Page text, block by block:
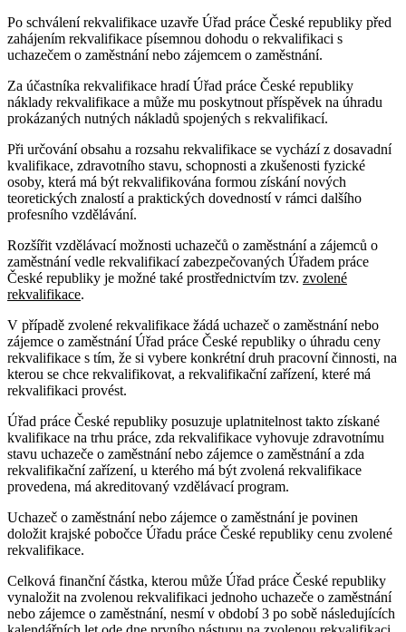
Po schválení rekvalifikace uzavře Úřad práce České republiky před
zahájením rekvalifikace písemnou dohodu o rekvalifikaci s
uchazečem o zaměstnání nebo zájemcem o zaměstnání.
Za účastníka rekvalifikace hradí Úřad práce České republiky
náklady rekvalifikace a může mu poskytnout příspěvek na úhradu
prokázaných nutných nákladů spojených s rekvalifikací.
Při určování obsahu a rozsahu rekvalifikace se vychází z dosavadní
kvalifikace, zdravotního stavu, schopnosti a zkušenosti fyzické
osoby, která má být rekvalifikována formou získání nových
teoretických znalostí a praktických dovedností v rámci dalšího
profesního vzdělávání.
Rozšířit vzdělávací možnosti uchazečů o zaměstnání a zájemců o
zaměstnání vedle rekvalifikací zabezpečovaných Úřadem práce
České republiky je možné také prostřednictvím tzv. zvolené
rekvalifikace.
V případě zvolené rekvalifikace žádá uchazeč o zaměstnání nebo
zájemce o zaměstnání Úřad práce České republiky o úhradu ceny
rekvalifikace s tím, že si vybere konkrétní druh pracovní činnosti, na
kterou se chce rekvalifikovat, a rekvalifikační zařízení, které má
rekvalifikaci provést.
Úřad práce České republiky posuzuje uplatnitelnost takto získané
kvalifikace na trhu práce, zda rekvalifikace vyhovuje zdravotnímu
stavu uchazeče o zaměstnání nebo zájemce o zaměstnání a zda
rekvalifikační zařízení, u kterého má být zvolená rekvalifikace
provedena, má akreditovaný vzdělávací program.
Uchazeč o zaměstnání nebo zájemce o zaměstnání je povinen
doložit krajské pobočce Úřadu práce České republiky cenu zvolené
rekvalifikace.
Celková finanční částka, kterou může Úřad práce České republiky
vynaložit na zvolenou rekvalifikaci jednoho uchazeče o zaměstnání
nebo zájemce o zaměstnání, nesmí v období 3 po sobě následujících